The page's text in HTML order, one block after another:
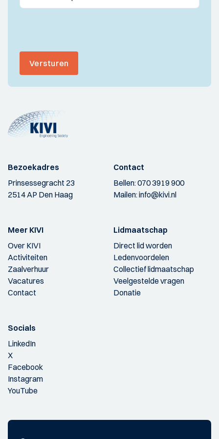
Versturen
Bezoekadres
Prinsessegracht 23
2514 AP Den Haag
Contact
Bellen:070 3919 900
Mailen:info@kivi.nl
Meer KIVI
Over KIVI
Activiteiten
Zaalverhuur
Vacatures
Contact
Lidmaatschap
Direct lid worden
Ledenvoordelen
Collectief lidmaatschap
Veelgestelde vragen
Donatie
Socials
LinkedIn
X
Facebook
Instagram
YouTube